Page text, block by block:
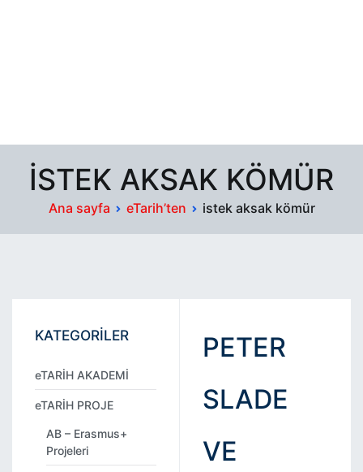
ISTEK AKSAK KÖMÜR
Ana sayfa eTarih’ten istek aksak kömür
PETER
SLADE
VE
KATEGORİLER
eTARİH AKADEMİ
eTARİH PROJE
AB – Erasmus+
Projeleri